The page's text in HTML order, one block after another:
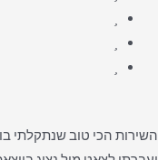
השירות הכי טוב שנתקלתי